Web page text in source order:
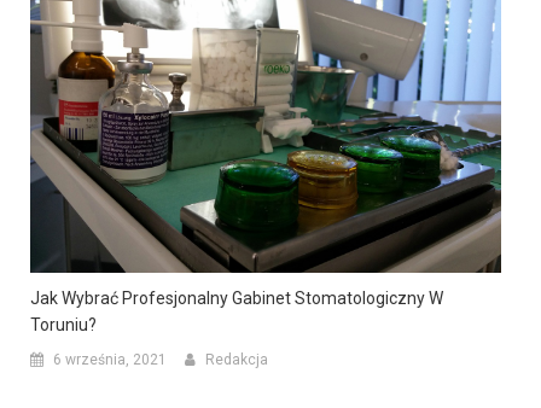
Jak Wybrać Profesjonalny Gabinet Stomatologiczny W
Toruniu?
6 września, 2021 Redakcja